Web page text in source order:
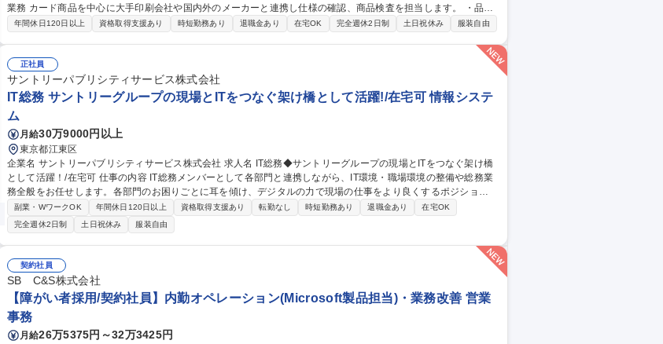
業務 カード商品を中心に大手印刷会社や国内外のメーカーと連携し仕様の確認、商品検査を担当します。 ・品質
向上、持続性向上に向けた各種取組み 募集職種 【カード事業部】キャラクターカード商品 品質管理担当★シェア
年間休日120日以上 資格取得支援あり 時短勤務あり 退職金あり 在宅OK 完全週休2日制 土日祝休み 服装自由
正社員
サントリーパブリシティサービス株式会社
IT総務 サントリーグループの現場とITをつなぐ架け橋として活躍!/在宅可 情報システ
ム
月給30万9000円以上
東京都江東区
企業名 サントリーパブリシティサービス株式会社 求人名 IT総務◆サントリーグループの現場とITをつなぐ架け橋
として活躍！/在宅可 仕事の内容 IT総務メンバーとして各部門と連携しながら、IT環境・職場環境の整備や総務業
務全般をお任せします。各部門のお困りごとに耳を傾け、デジタルの力で現場の仕事をより良くするポジション
です。 ■各部・営業拠点の課題解決・業務改善推進 ■システム開発・運用、クラウド・自動化ツールの導入・運用
■IT機器・ツール資産管理、利用者サポート ■営業拠点・本社のITインフラ整備・執務環境改善（レイアウト設
計、設備・備品管理等） ■営業拠点の新規立ち上げ・撤退対応 ■PMとしてのITプロジェクト進行支援、情報セキ
ュリティ強化（社員教育、セキュリティツール管理・運用） 募集職種 IT総務◆サントリーグループの現場とITを
つなぐ架け橋として活躍！/在宅可
副業・WワークOK 年間休日120日以上 資格取得支援あり 転勤なし 時短勤務あり 退職金あり
在宅OK
完全週休2日制
土日祝休み 服装自由
契約社員
SB C&S株式会社
【障がい者採用/契約社員】内勤オペレーション(Microsoft製品担当)・業務改善 営業
事務
月給26万5375円～32万3425円